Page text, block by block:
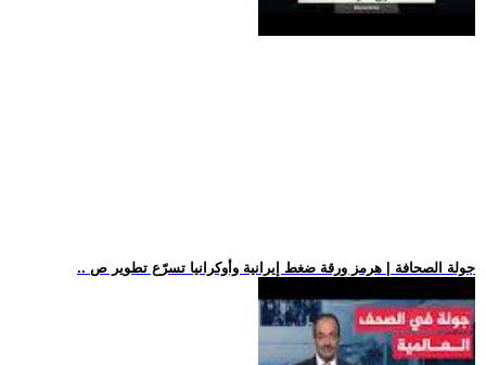
.. جولة الصحافة | هرمز ورقة ضغط إيرانية وأوكرانيا تسرّع تطوير ص